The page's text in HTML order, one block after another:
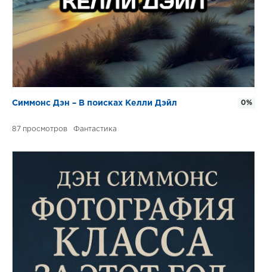
Симмонс Дэн – В поисках Келли Дэйл
87 Фантастика
0%